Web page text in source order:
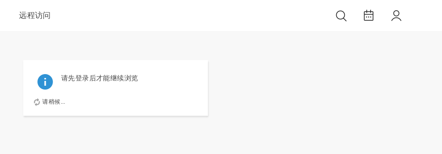
远程访问
请先登录后才能继续浏览
请稍候...